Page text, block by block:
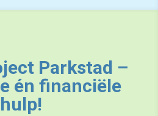
Parkstad –
én financiële
hulp!